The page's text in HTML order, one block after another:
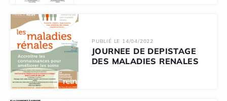
PUBLIÉ LE 14/04/2022
JOURNEE DE DEPISTAGE
DES MALADIES RENALES